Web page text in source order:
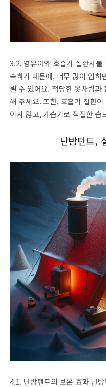
3.2. 영유아와 호흡기 질환자를
숙하기 때문에, 너무 많이 입히
릴 수 있어요. 적당한 옷차림과
해 주세요. 또한, 호흡기 질환
이지 않고, 가습기로 적절한 습
난방텐트,
4.1. 난방텐트의 보온 효과 난